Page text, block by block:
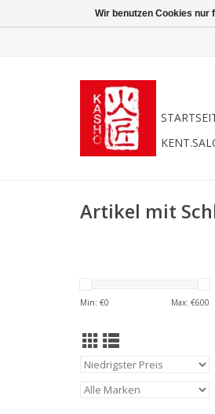
Artikel mit
Min: €0 Max: €600
Wir benutzen Cookies nur